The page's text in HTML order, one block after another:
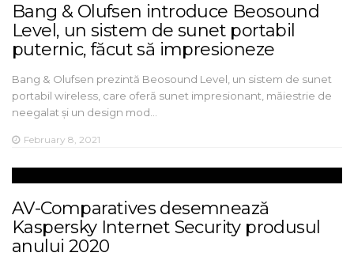
Bang & Olufsen introduce Beosound
Level, un sistem de sunet portabil
puternic, făcut să impresioneze
Bang & Olufsen prezintă Beosound Level, un sistem de sunet
portabil wireless, care oferă sunet impresionant, măiestrie de
neegalat și un design mod…
February 8, 2021
AV-Comparatives desemnează
Kaspersky Internet Security produsul
anului 2020